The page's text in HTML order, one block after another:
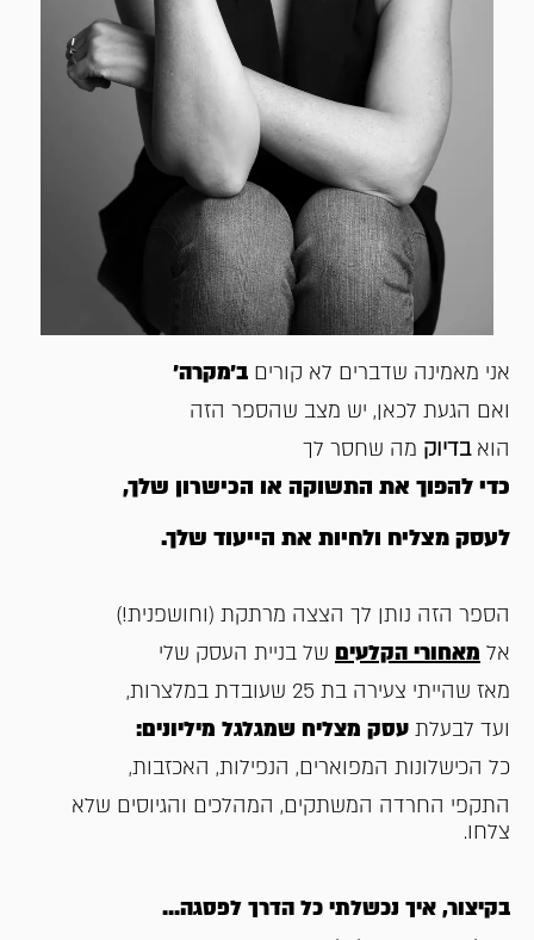
אני מאמינה שדברים לא קוריםב׳מקרה׳
ואם הגעת לכאן, יש מצב שהספר הזה
הואבדיוק מה שחסר לך
כדי להפוך את התשוקה או הכישרון שלך,
לעסק מצליח ולחיות את הייעוד שלך.
הספר הזה נותן לך הצצה מרתקת (וחושפנית!)
אל מאחורי הקלעים של בניית העסק שלי
מאז שהייתי צעירה בת 25 שעובדת במלצרות,
ועד לבעלתעסק מצליח שמגלגל מיליונים:
כל הכישלונות המפוארים, הנפילות, האכזבות,
התקפי החרדה המשתקים, המהלכים והגיוסים שלא
צלחו.
בקיצור, איך נכשלתי כל הדרך לפסגה...